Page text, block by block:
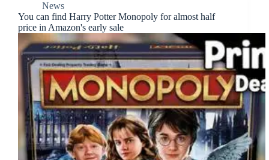
News
You can find Harry Potter Monopoly for almost half
price in Amazon's early sale